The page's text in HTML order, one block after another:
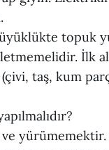
topuk
İlk
(çivi, taş, kum
yürümemektir.